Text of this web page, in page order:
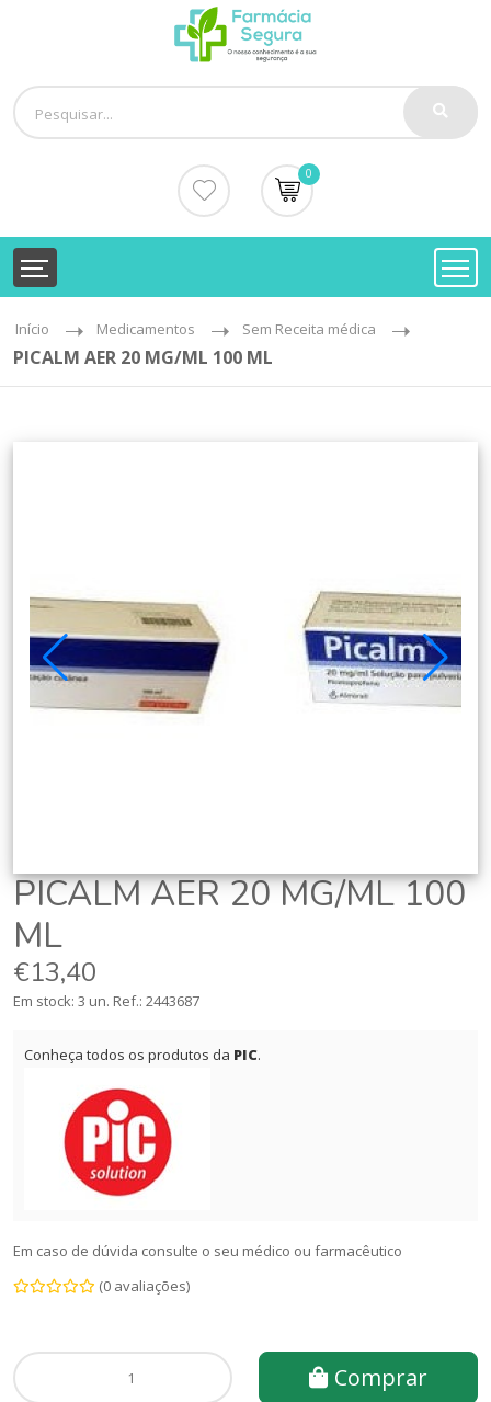
0
Início Medicamentos Sem Receita médica
PICALM AER 20 MG/ML 100 ML
PICALM AER 20 MG/ML 100
ML
€13,40
Em stock: 3 un. Ref.: 2443687
Conheça todos os produtos da PIC.
Em caso de dúvida consulte o seu médico ou farmacêutico
(0 avaliações)
Comprar